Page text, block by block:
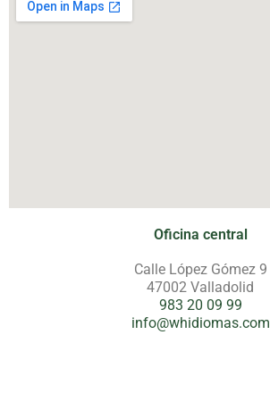
Oficina central
Calle López Gómez 9
47002 Valladolid
983 20 09 99
info@whidiomas.com